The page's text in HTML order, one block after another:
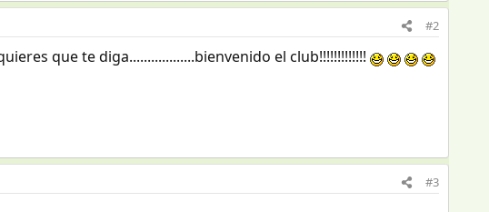
#2
que te diga..................bienvenido el club!!!!!!!!!!!!!
#3